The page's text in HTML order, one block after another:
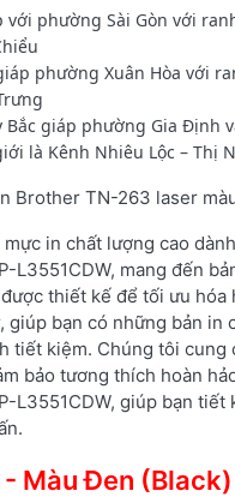
với phường Sài Gòn với
phường Xuân Hòa với
Bắc giáp phường Gia Định
là Kênh Nhiêu Lộc – Thị
Brother TN-263 laser
in chất lượng cao
L3551CDW, mang đến
thiết kế để tối ưu hóa
giúp bạn có những bản in
tiết kiệm. Chúng tôi cung
bảo tương thích hoàn
L3551CDW, giúp bạn tiết
Màu Đen (Black)